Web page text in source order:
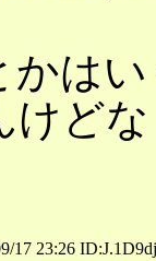
かは
けどな
17 23:26